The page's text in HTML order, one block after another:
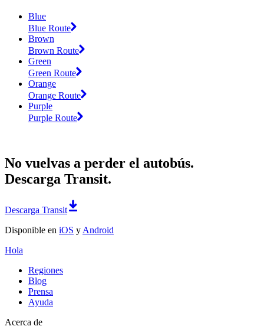
Blue
Blue Route
Brown
Brown Route
Green
Green Route
Orange
Orange Route
Purple
Purple Route
No vuelvas a perder el autobús.
Descarga Transit.
Descarga Transit
Disponible en iOS y Android
Hola
Regiones
Blog
Prensa
Ayuda
Acerca de